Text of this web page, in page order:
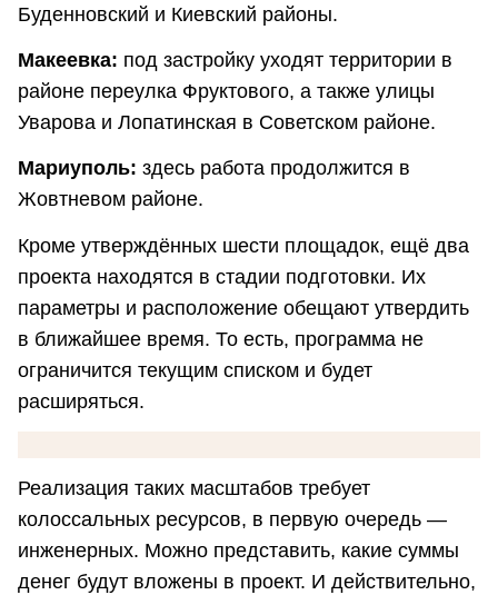
Буденновский и Киевский районы.
Макеевка: под застройку уходят территории в
районе переулка Фруктового, а также улицы
Уварова и Лопатинская в Советском районе.
Мариуполь: здесь работа продолжится в
Жовтневом районе.
Кроме утверждённых шести площадок, ещё два
проекта находятся в стадии подготовки. Их
параметры и расположение обещают утвердить
в ближайшее время. То есть, программа не
ограничится текущим списком и будет
расширяться.
Реализация таких масштабов требует
колоссальных ресурсов, в первую очередь —
инженерных. Можно представить, какие суммы
денег будут вложены в проект. И действительно,